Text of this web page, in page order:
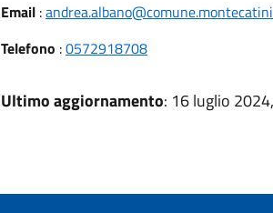
Email:
Telefono :0572918708
Ultimo aggiornamento: 16 luglio